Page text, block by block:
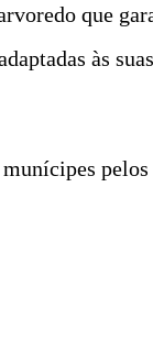
que
às